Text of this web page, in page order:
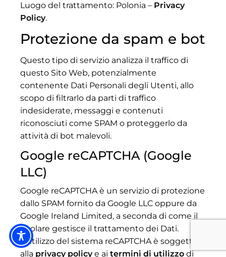
Luogo del trattamento: Polonia – Privacy
Policy.
Protezione da spam e bot
Questo tipo di servizio analizza il traffico di
questo Sito Web, potenzialmente
contenente Dati Personali degli Utenti, allo
scopo di filtrarlo da parti di traffico
indesiderate, messaggi e contenuti
riconosciuti come SPAM o proteggerlo da
attività di bot malevoli.
Google reCAPTCHA (Google
LLC)
Google reCAPTCHA è un servizio di protezione
dallo SPAM fornito da Google LLC oppure da
Google Ireland Limited, a seconda di come il
Titolare gestisce il trattamento dei Dati.
L'utilizzo del sistema reCAPTCHA è soggetto
alla privacy policye ai termini di utilizzo di